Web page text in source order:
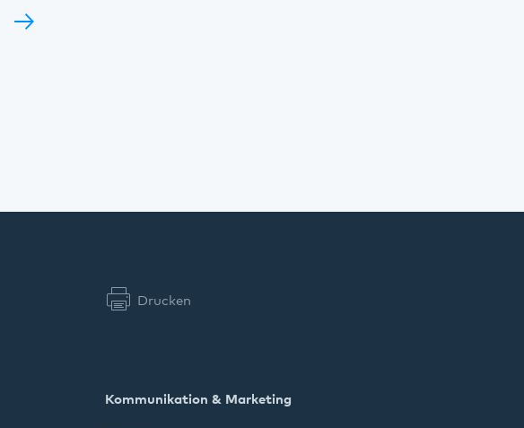
→
Drucken
Kommunikation & Marketing